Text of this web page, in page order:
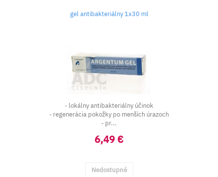
gel antibakteriálny 1x30 ml
- lokálny antibakteriálny účinok
- regenerácia pokožky po menších úrazoch
- pr...
6,49 €
Nedostupné